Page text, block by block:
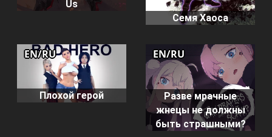
Us
Семя Хаоса
Плохой герой
EN/RU
Разве мрачные
жнецы не должны
быть страшными?
EN/RU